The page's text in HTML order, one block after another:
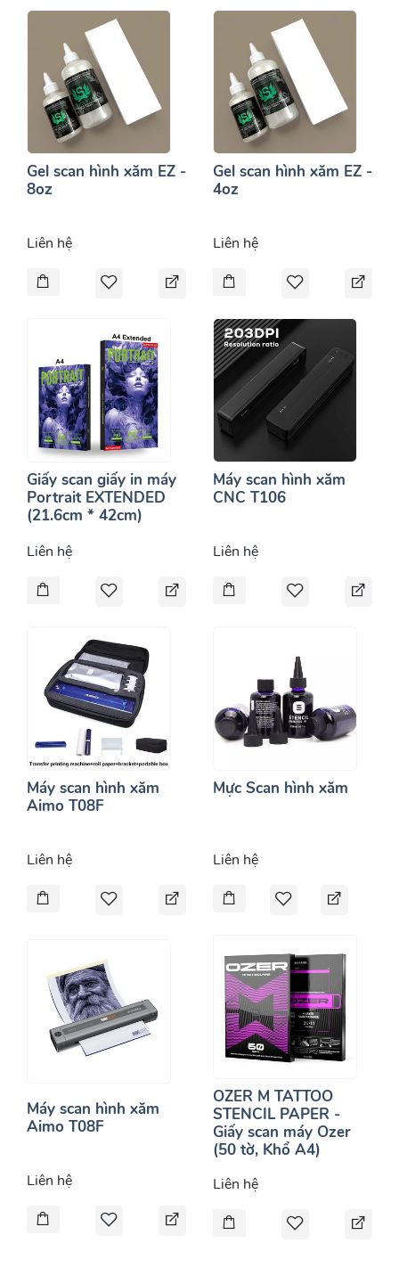
Gel scan hình xăm EZ -
8oz
Liên hệ
Gel scan hình xăm EZ -
4oz
Liên hệ
Giấy scan giấy in máy
Portrait EXTENDED
(21.6cm * 42cm)
Liên hệ
Máy scan hình xăm
CNC T106
Liên hệ
Máy scan hình xăm
Aimo T08F
Liên hệ
Mực Scan hình xăm
Liên hệ
Máy scan hình xăm
Aimo T08F
Liên hệ
OZER M TATTOO
STENCIL PAPER -
Giấy scan máy Ozer
(50 tờ, Khổ A4)
Liên hệ